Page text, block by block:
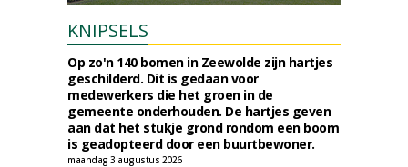
KNIPSELS
Op zo'n 140 bomen in Zeewolde zijn hartjes
geschilderd. Dit is gedaan voor
medewerkers die het groen in de
gemeente onderhouden. De hartjes geven
aan dat het stukje grond rondom een boom
is geadopteerd door een buurtbewoner.
maandag 3 augustus 2026